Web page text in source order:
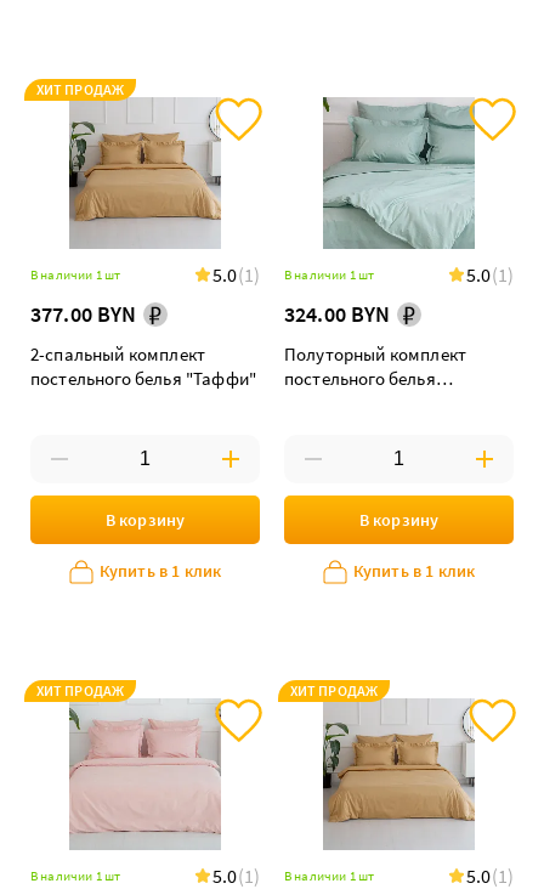
ХИТ ПРОДАЖ
В наличии 1 шт 5.0(1)
377.00 BYN
2-спальный комплект
постельного белья "Таффи"
В корзину
Купить в 1 клик
В наличии 1 шт 5.0(1)
324.00 BYN
Полуторный комплект
постельного белья
В корзину
Купить в 1 клик
ХИТ ПРОДАЖ
В наличии 1 шт 5.0(1)
ХИТ ПРОДАЖ
В наличии 1 шт 5.0(1)